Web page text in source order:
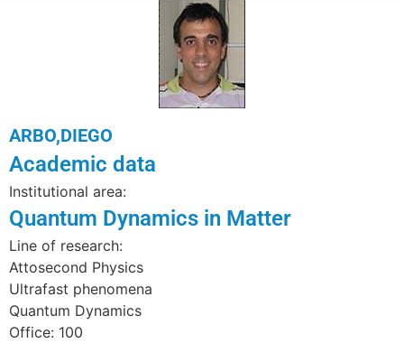
ARBO,DIEGO
Academic data
Institutional area:
Quantum Dynamics in Matter
Line of research:
Attosecond Physics
Ultrafast phenomena
Quantum Dynamics
Office: 100